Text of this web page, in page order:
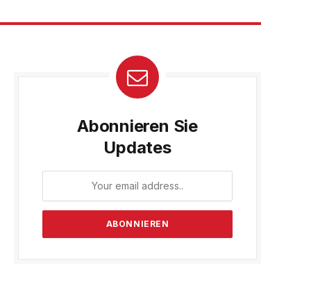
Abonnieren Sie
Updates